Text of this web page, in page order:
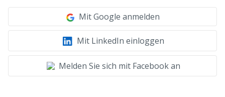
Mit Google anmelden
Mit LinkedIn einloggen
Melden Sie sich mit Facebook an